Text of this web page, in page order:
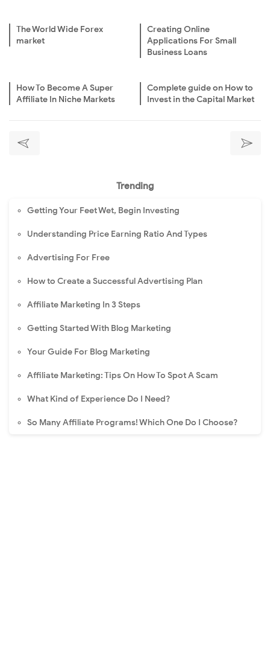
The World Wide Forex
market
Creating Online
Applications For Small
Business Loans
How To Become A Super
Affiliate In Niche Markets
Complete guide on How to
Invest in the Capital Market
Trending
Getting Your Feet Wet, Begin Investing
Understanding Price Earning Ratio And Types
Advertising For Free
How to Create a Successful Advertising Plan
Affiliate Marketing In 3 Steps
Getting Started With Blog Marketing
Your Guide For Blog Marketing
Affiliate Marketing: Tips On How To Spot A Scam
What Kind of Experience Do I Need?
So Many Affiliate Programs! Which One Do I Choose?